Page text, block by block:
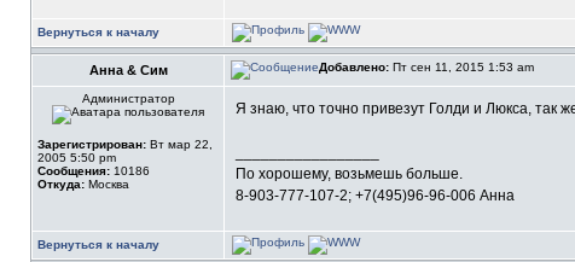
Вернуться к началу
Анна & Сим Добавлено: Пт сен 11, 2015 1:53 am
Администратор
Зарегистрирован: Вт мар 22,
2005 5:50 pm
Сообщения: 10186
Откуда: Москва
Я знаю, что точно привезут Голди и Люкса, так
По хорошему, возьмешь больше.
8-903-777-107-2; +7(495)96-96-006 Анна
Вернуться к началу